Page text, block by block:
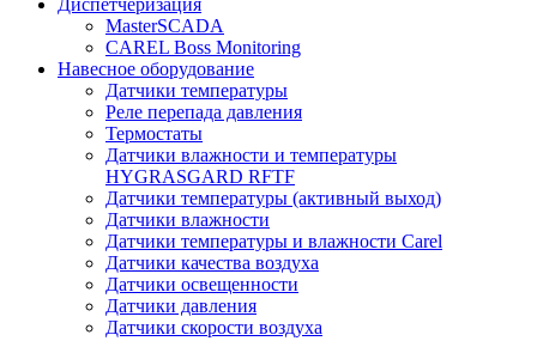
MasterSCADA
CAREL Boss Monitoring
Навесное оборудование
Датчики температуры
Реле перепада давления
Термостаты
Датчики влажности и температуры
HYGRASGARD RFTF
Датчики температуры (активный выход)
Датчики влажности
Датчики температуры и влажности Carel
Датчики качества воздуха
Датчики освещенности
Датчики давления
Датчики скорости воздуха